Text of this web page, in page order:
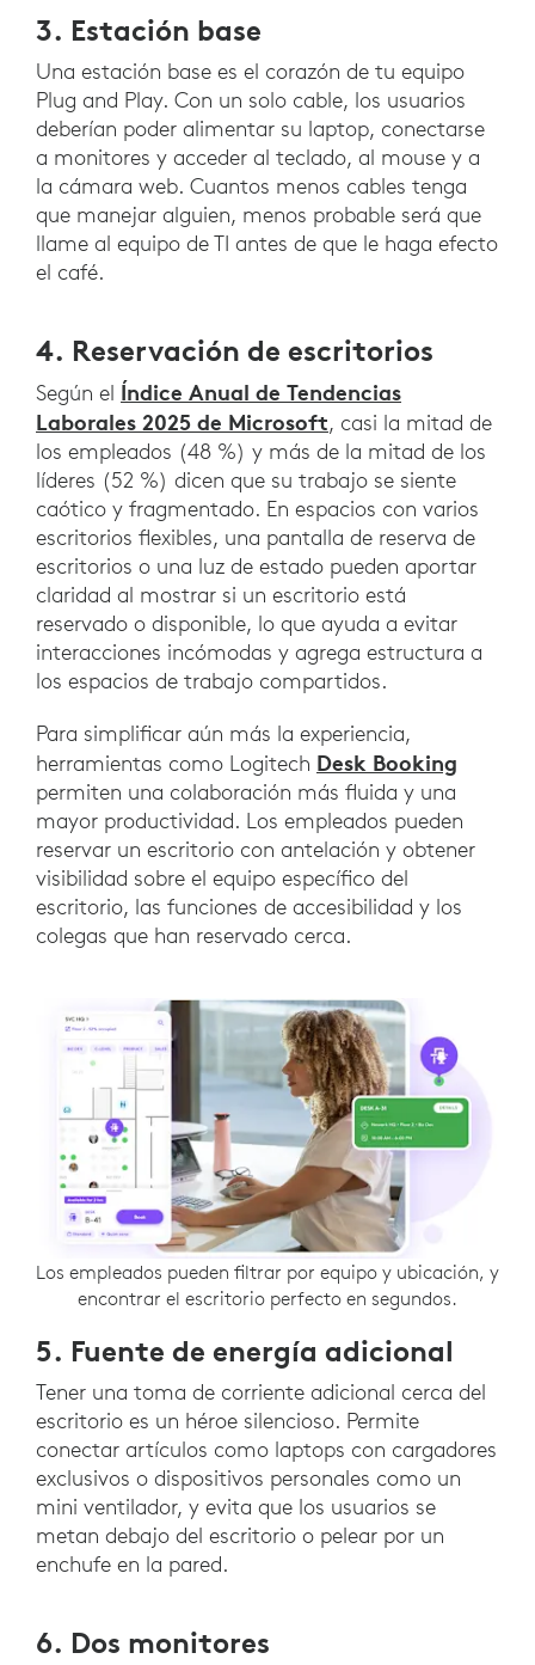
3. Estación base
Una estación base es el corazón de tu equipo
Plug and Play. Con un solo cable, los usuarios
deberían poder alimentar su laptop, conectarse
a monitores y acceder al teclado, al mouse y a
la cámara web. Cuantos menos cables tenga
que manejar alguien, menos probable será que
llame al equipo de TI antes de que le haga efecto
el café.
4. Reservación de escritorios
Según el Índice Anual de Tendencias
Laborales 2025 de Microsoft, casi la mitad de
los empleados (48 %) y más de la mitad de los
líderes (52 %) dicen que su trabajo se siente
caótico y fragmentado. En espacios con varios
escritorios flexibles, una pantalla de reserva de
escritorios o una luz de estado pueden aportar
claridad al mostrar si un escritorio está
reservado o disponible, lo que ayuda a evitar
interacciones incómodas y agrega estructura a
los espacios de trabajo compartidos.
Para simplificar aún más la experiencia,
herramientas como Logitech Desk Booking
permiten una colaboración más fluida y una
mayor productividad. Los empleados pueden
reservar un escritorio con antelación y obtener
visibilidad sobre el equipo específico del
escritorio, las funciones de accesibilidad y los
colegas que han reservado cerca.
Los empleados pueden filtrar por equipo y ubicación, y
encontrar el escritorio perfecto en segundos.
5. Fuente de energía adicional
Tener una toma de corriente adicional cerca del
escritorio es un héroe silencioso. Permite
conectar artículos como laptops con cargadores
exclusivos o dispositivos personales como un
mini ventilador, y evita que los usuarios se
metan debajo del escritorio o pelear por un
enchufe en la pared.
6. Dos monitores